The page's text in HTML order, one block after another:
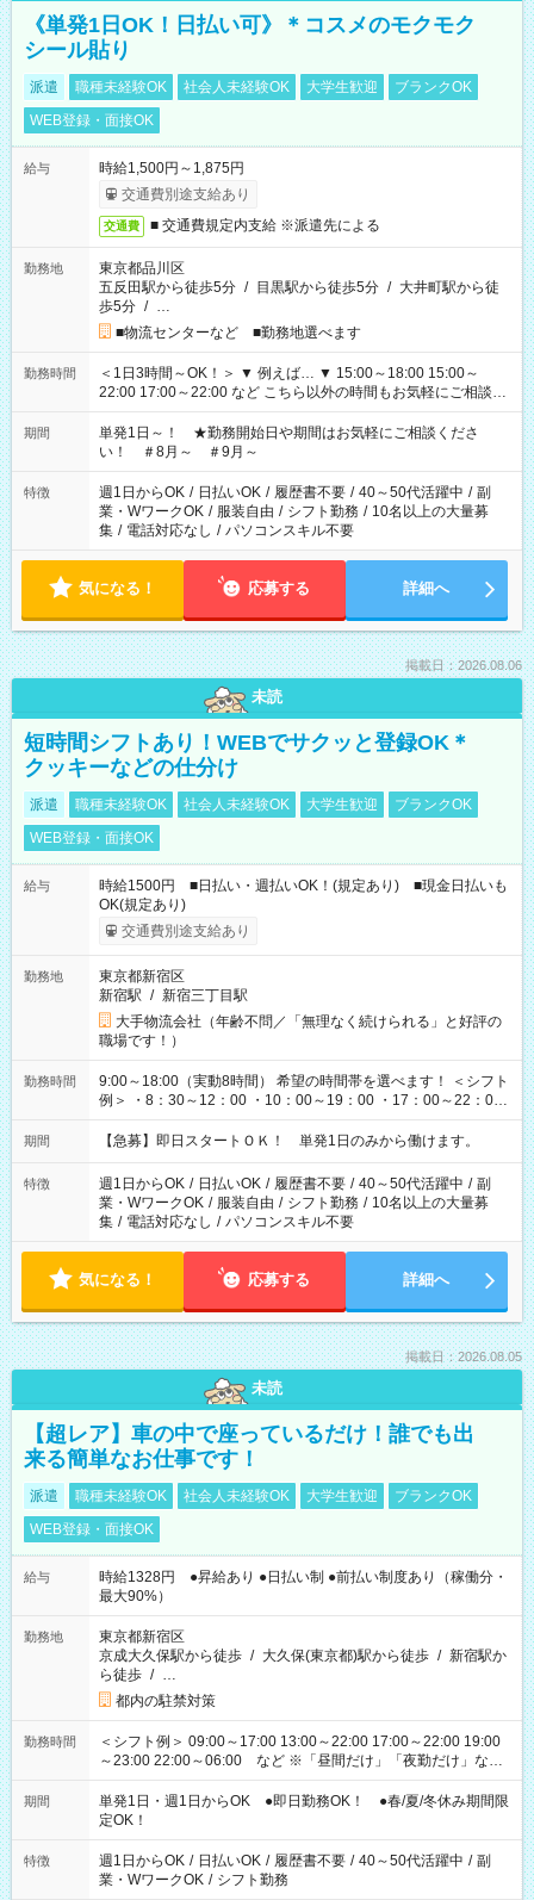
《単発1日OK！日払い可》＊コスメのモクモク
シール貼り
派遣 職種未経験OK 社会人未経験OK 大学生歓迎
ブランクOK
WEB登録・面接OK
給与
時給1,500円～1,875円
交通費別途支給あり
交通費 ■ 交通費規定内支給 ※派遣先による
勤務地
東京都品川区
五反田駅から徒歩5分 / 目黒駅から徒歩5分 / 大井町駅から徒
歩5分 / …
■物流センターなど ■勤務地選べます
勤務時間
＜1日3時間～OK！＞ ▼ 例えば… ▼ 15:00～18:00 15:00～
22:00 17:00～22:00 など こちら以外の時間もお気軽にご相談く
ださい！
期間
単発1日～！ ★勤務開始日や期間はお気軽にご相談くださ
い！ ＃8月～ ＃9月～
特徴 週1日からOK / 日払いOK / 履歴書不要 / 40～50代活躍中 / 副
業・WワークOK / 服装自由 / シフト勤務 / 10名以上の大量募
集 / 電話対応なし / パソコンスキル不要
気になる！ 応募する 詳細へ
掲載日：2026.08.06
未読
短時間シフトあり！WEBでサクッと登録OK＊
クッキーなどの仕分け
派遣 職種未経験OK 社会人未経験OK 大学生歓迎
ブランクOK
WEB登録・面接OK
給与
時給1500円 ■日払い・週払いOK！(規定あり) ■現金日払いも
OK(規定あり)
交通費別途支給あり
勤務地
東京都新宿区
新宿駅 / 新宿三丁目駅
大手物流会社（年齢不問／「無理なく続けられる」と好評の
職場です！）
勤務時間
9:00～18:00（実動8時間） 希望の時間帯を選べます！ ＜シフト
例＞ ・8：30～12：00 ・10：00～19：00 ・17：00～22：00
・13：00～22：00 ・22：00～翌6：00 など
期間 【急募】即日スタートＯＫ！ 単発1日のみから働けます。
特徴 週1日からOK / 日払いOK / 履歴書不要 / 40～50代活躍中 / 副
業・WワークOK / 服装自由 / シフト勤務 / 10名以上の大量募
集 / 電話対応なし / パソコンスキル不要
気になる！ 応募する 詳細へ
掲載日：2026.08.05
未読
【超レア】車の中で座っているだけ！誰でも出
来る簡単なお仕事です！
派遣 職種未経験OK 社会人未経験OK 大学生歓迎
ブランクOK
WEB登録・面接OK
給与
時給1328円 ●昇給あり ●日払い制 ●前払い制度あり（稼働分・
最大90%）
勤務地
東京都新宿区
京成大久保駅から徒歩 / 大久保(東京都)駅から徒歩 / 新宿駅か
ら徒歩 / …
都内の駐禁対策
勤務時間
＜シフト例＞ 09:00～17:00 13:00～22:00 17:00～22:00 19:00
～23:00 22:00～06:00 など ※「昼間だけ」「夜勤だけ」など
の希望OK
期間
単発1日・週1日からOK ●即日勤務OK！ ●春/夏/冬休み期間限
定OK！
特徴 週1日からOK / 日払いOK / 履歴書不要 / 40～50代活躍中 / 副
業・WワークOK / シフト勤務